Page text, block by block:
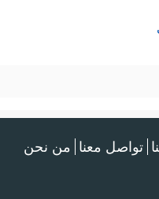
تواصل معنا من نحن